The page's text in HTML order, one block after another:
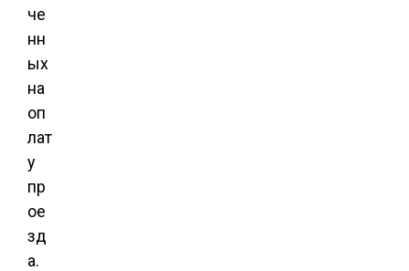
че
нн
ых
на
оп
лат
у
пр
ое
зд
а.